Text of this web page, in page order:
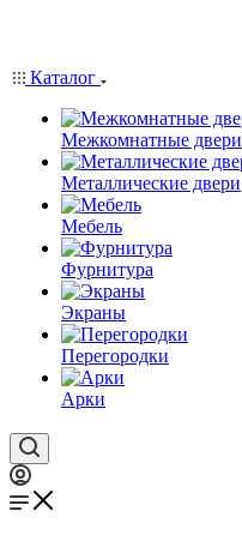
Каталог
Межкомнатные двери
Металлические двери
Мебель
Фурнитура
Экраны
Перегородки
Арки